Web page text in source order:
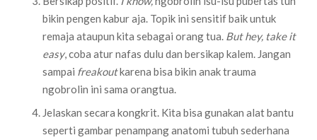
bikin pengen kabur aja. Topik ini sensitif baik untuk
remaja ataupun kita sebagai orang tua. But hey, take it
easy, coba atur nafas dulu dan bersikap kalem. Jangan
sampai freakoutkarena bisa bikin anak trauma
ngobrolin ini sama orangtua.
Jelaskan secara kongkrit. Kita bisa gunakan alat bantu
seperti gambar penampang anatomi tubuh sederhana